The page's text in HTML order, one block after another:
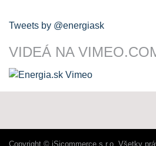
Tweets by @energiask
VIDEÁ NA
Copyright © iSicommerce s.r.o. Všetky